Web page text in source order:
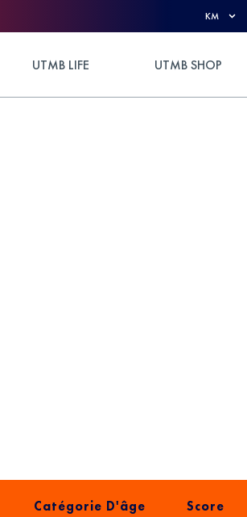
KM
UTMB LIFE UTMB SHOP
Catégorie D'âge Score